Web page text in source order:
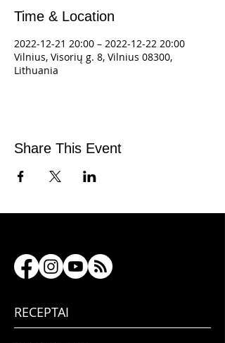
Time & Location
2022-12-21 20:00 – 2022-12-22 20:00
Vilnius, Visorių g. 8, Vilnius 08300,
Lithuania
Share This Event
RECEPTAI